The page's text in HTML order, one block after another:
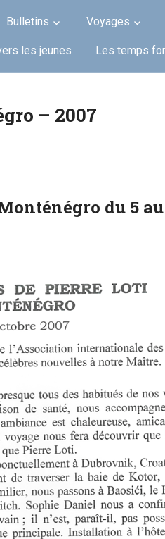
Bulletins Voyages
les jeunes Les temps
– 2007
du 5